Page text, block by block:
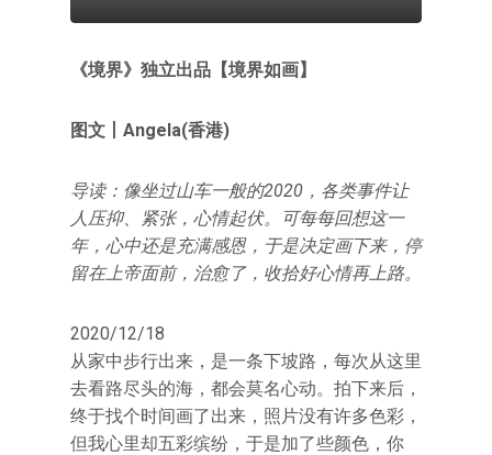
《境界》独立出品【境界如画】
图文丨Angela(香港)
导读：像坐过山车一般的2020，各类事件让
人压抑、紧张，心情起伏。可每每回想这一
年，心中还是充满感恩，于是决定画下来，停
留在上帝面前，治愈了，收拾好心情再上路。
2020/12/18
从家中步行出来，是一条下坡路，每次从这里
去看路尽头的海，都会莫名心动。拍下来后，
终于找个时间画了出来，照片没有许多色彩，
但我心里却五彩缤纷，于是加了些颜色，你